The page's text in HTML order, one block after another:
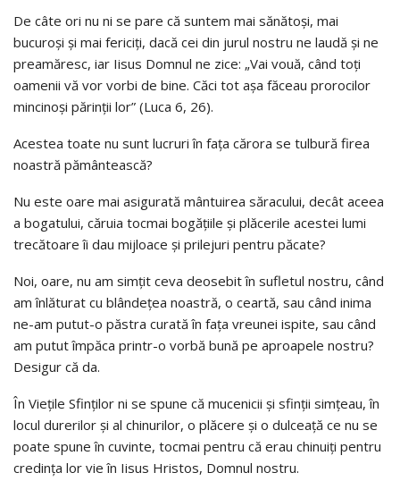
De câte ori nu ni se pare că suntem mai sănătoşi, mai
bucuroşi şi mai fericiţi, dacă cei din jurul nostru ne laudă şi ne
preamăresc, iar Iisus Domnul ne zice: „Vai vouă, când toţi
oamenii vă vor vorbi de bine. Căci tot aşa făceau prorocilor
mincinoşi părinţii lor” (Luca 6, 26).
Acestea toate nu sunt lucruri în faţa cărora se tulbură firea
noastră pământească?
Nu este oare mai asigurată mântuirea săracului, decât aceea
a bogatului, căruia tocmai bogăţiile şi plăcerile acestei lumi
trecătoare îi dau mijloace şi prilejuri pentru păcate?
Noi, oare, nu am simţit ceva deosebit în sufletul nostru, când
am înlăturat cu blândeţea noastră, o ceartă, sau când inima
ne-am putut-o păstra curată în faţa vreunei ispite, sau când
am putut împăca printr-o vorbă bună pe aproapele nostru?
Desigur că da.
În Vieţile Sfinţilor ni se spune că mucenicii şi sfinţii simţeau, în
locul durerilor şi al chinurilor, o plăcere şi o dulceaţă ce nu se
poate spune în cuvinte, tocmai pentru că erau chinuiţi pentru
credinţa lor vie în Iisus Hristos, Domnul nostru.